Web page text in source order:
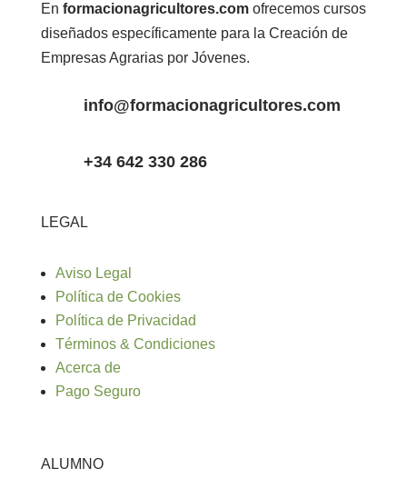
En formacionagricultores.comofrecemos cursos
diseñados específicamente para la Creación de
Empresas Agrarias por Jóvenes.
info@formacionagricultores.com
+34 642 330 286
LEGAL
Aviso Legal
Política de Cookies
Política de Privacidad
Términos & Condiciones
Acerca de
Pago Seguro
ALUMNO